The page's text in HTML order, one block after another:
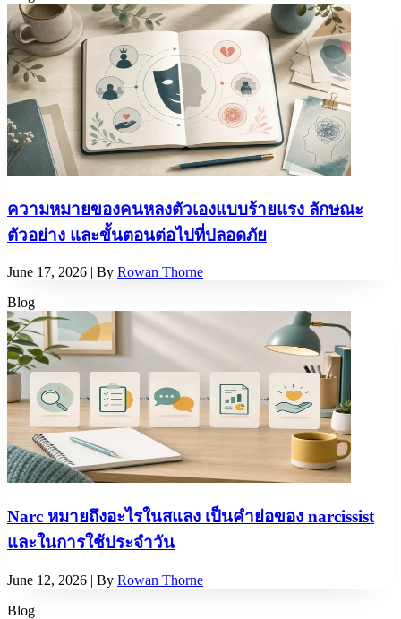
ความหมายของคนหลงตัวเองแบบร้ายแรง ลักษณะ
ตัวอย่าง และขั้นตอนต่อไปที่ปลอดภัย
June 17, 2026 | By Rowan Thorne
Blog
Narc หมายถึงอะไรในสแลง เป็นคำย่อของ narcissist
และในการใช้ประจำวัน
June 12, 2026 | By Rowan Thorne
Blog